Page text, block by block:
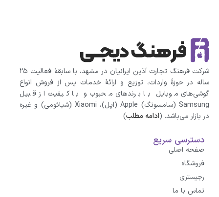
شرکت فرهنگ تجارت آذین ایرانیان در مشهد، با سابقهٔ فعالیت ۲۵
ساله در حوزهٔ واردات، توزیع و ارائهٔ خدمات پس از فروش انواع
گوشی‌های موبایل با برندهای محبوب و با کیفیت از قبیل
Samsung (سامسونگ) Apple (اپل)، Xiaomi (شیائومی)‌ و غیره
در بازار می‌باشد. (ادامه مطلب)
دسترسی سریع
صفحه اصلی
فروشگاه
رجیستری
تماس با ما